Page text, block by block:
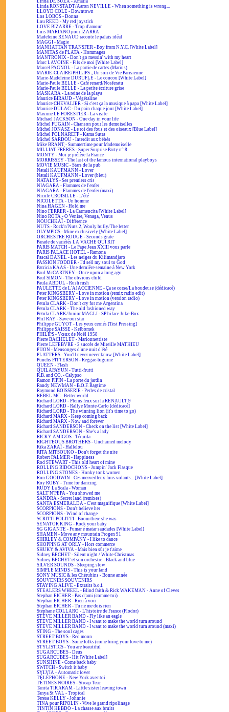
Linda DE SUZA - Amalia
Linda RONSTADT/Aaron NEVILLE - When something is wrong...
LLOYD COLE - Downtown
Los LOBOS - Donna
Lou REED - My red joystick
LOVE BIZARRE - Trop d'amour
Luis MARIANO pour IZARRA
Madeleine RENAUD raconte le palais idéal
MAGGI - Magie
MANHATTAN TRANSFER - Boy from N.Y.C. [White Label]
MANITAS de PLATA - Hommages
MANTRONIX - Don't go messin' with my heart
Marc LAVOINE - Fils de moi [White Label]
Marcel PAGNOL - La partie de cartes (Marius)
MARIE-CLAIRE/PHILIPS - Un soir de Vie Parisienne
Marie-Madeleine DURUFLÉ - Le coucou [White Label]
Marie-Paule BELLE - Café renard/Nosferatu
Marie-Paule BELLE - La petite écriture grise
MASKARA - La reine de la playa
Maurice BIRAUD - Végétaline
Maurice CHEVALIER - Si c'est ça la musique à papa [White Label]
Maurice DULAC - Du pain chaque jour [White Label]
Maxime LE FORESTIER - La visite
Michael JACKSON - One day in your life
Michel FUGAIN - Chanson pour les demoiselles
Michel JONASZ - Le roi des fous et des oiseaux [Blue Label]
Michel POLNAREFF - Kama Sutra
Michel SARDOU - Interdit aux bébés
Mike BRANT - Summertime pour Mademoiselle
MILLIAT FRÈRES - Super Surprise Party n° 8
MONTY - Moi je préfère la France
MORRISSEY - The last of the famous international playboys
MOVIE MUSIC - Stars de la pub
Natali KAUFMANN - Lover
Natali KAUFMANN - Lover (bleu)
NATALYS - Ses premiers cris
NIAGARA - Flammes de l'enfer
NIAGARA - Flammes de l'enfer (maxi)
Nicole CROISILLE - L'été
NICOLETTA - Un homme
Nina HAGEN - Hold me
Nino FERRER - La Carmencita [White Label]
Nino ROTA - O Venise, Venaga, Venus
NOUCHKAÏ - Différence
NUTS - Rock'n'Nuts 2, Wooly bully/The letter
OLYMPICS - Mine exclusively [White Label]
ORCHESTRE ROUGE - Seconds grate
Parade de variétés LA VACHE QUI RIT
PARIS MATCH - Le Pape Jean XXIII vous parle
PARIS PALACE HOTEL - Ramona
Pascal DANEL - Les neiges du Kilimandjaro
PASSION FODDER - I'd sell my soul to God
Patricia KAAS - Une dernière semaine à New York
Paul McCARTNEY - Once upon a long ago
Paul SIMON - The obvious child
Paula ABDUL - Rush rush
PAULETTE de L'AJACCIENNE - Ça se corse/La boudeuse (dédicacé)
Peter KINGSBERY - Love in motion (remix radio edit)
Peter KINGSBERY - Love in motion (version radio)
Petula CLARK - Don't cry for me Argentina
Petula CLARK - The old fashioned way
Petula CLARK/Junior MAGLI - SP biface Juke-Box
Phil RAY - Save our star
Philippe GUYOT - Les yeux cernés [Test Pressing]
Philippe SAISSE - Kelbomek
PHILIPS - Vœux de Noël 1958
Pierre BACHELET - Marionnettiste
Pierre LEFEBVRE - 2 succès de Mireille MATHIEU
PIJON - Mensonges d'une nuit d'été
PLATTERS - You'll never never know [White Label]
Punchs PITTERSON - Reggae-biguine
QUEEN - Flash
QUILAPAYUN - Tutti-frutti
R.B. and CO. - Calypso
Ramon PIPIN - La porte du jardin
Randy NEWMAN - B.O.F. Ragtime
Raymond BOISSERIE - Perles de cristal
REBEL MC - Better world
Richard LORD - Pleins feux sur la RENAULT 9
Richard LORD - Rallye Monte-Carlo [dédicacé]
Richard LORD - The winning lion (it's time to go)
Richard MARX - Keep coming back
Richard MARX - Now and forever
Richard SANDERSON - Check on the list [White Label]
Richard SANDERSON - She's a lady
RICKY AMIGOS - Téquila
RIGHTEOUS BROTHERS - Unchained melody
Rika ZARAÏ - Hallelou
RITA MITSOUKO - Don't forget the nite
Robert PALMER - Happiness
Rod STEWART - This old heart of mine
ROLLING BIDOCHONS - Jumpin' Jack Flasque
ROLLING STONES - Honky tonk women
Ron GOODWIN - Ces merveilleux fous volants... [White Label]
Roy ROBY - Time for dancing
RUDY La Scala - Woman
SALT'N'PEPA - You showed me
SANDRA - Secret land (remixes)
SANTA ESMERALDA - C'est magnifique [White Label]
SCORPIONS - Don't believe her
SCORPIONS - Wind of change
SCRITTI POLITTI - Boom there she was
SENATOR KING - Rock your baby
SG GIGANTE - Fumar é matar saudades [White Label]
SHAMEN - Move any mountain Progen 91
SHIRLEY & COMPANY - I like to dance
SHOPPING AT ORLY - Hors commerce
SHUKY & AVIVA - Mais bien sûr je t'aime
Sidney BECHET - Silent night / White Christmas
Sidney BECHET et son orchestre - Black and blue
SILVER SOUNDS - Sleeping slow
SIMPLE MINDS - This is your land
SONY MUSIC & les Chérubins - Bonne année
SOUVENIRS SOUVENIRS
STAYING ALIVE - Extraits b.o.f.
STEALERS WHEEL - Blind faith & Rick WAKEMAN - Anne of Cleves
Stephan EICHER - Pas d'ami (comme toi)
Stephan EICHER - Rien à voir
Stephan EICHER - Tu ne me dois rien
Stéphane COLLARO - L'histoire de France (Flodor)
STEVE MILLER BAND - Fly like an eagle
STEVE MILLER BAND - I want to make the world turn around
STEVE MILLER BAND - I want to make the world turn around (maxi)
STING - The soul cages
STREET BOYS - Red moon
STREET BOYS - Some folks (come bring your love to me)
STYLISTICS - You are beautiful
SUGARCUBES - Deus
SUGARCUBES - Hit [White Label]
SUNSHINE - Come back baby
SWITCH - Switch it baby
SYLVIA - Automatic lover
TÉLÉPHONE - New York avec toi
TÉTINES NOIRES - Streap Teac
Tanita TIKARAM - Little sister leaving town
Tanya St VAL - Tropical
Teresa KELLY - Johnnie
TINA pour RIPOLIN - Vive le grand ripolinage
TINTIN HEBDO - La chasse aux bruits